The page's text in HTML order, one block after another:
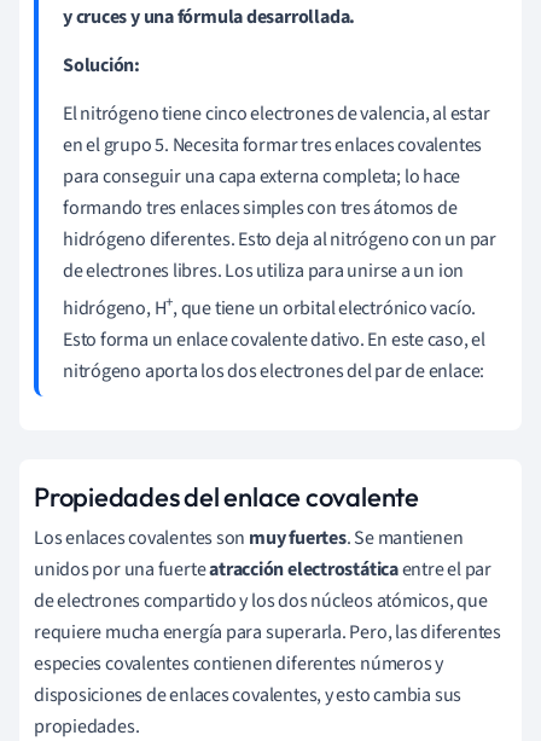
y cruces y una fórmula desarrollada.
Solución:
El nitrógeno tiene cinco electrones de valencia, al estar
en el grupo 5. Necesita formar tres enlaces covalentes
para conseguir una capa externa completa; lo hace
formando tres enlaces simples con tres átomos de
hidrógeno diferentes. Esto deja al nitrógeno con un par
de electrones libres. Los utiliza para unirse a un ion
hidrógeno, H+, que tiene un orbital electrónico vacío.
Esto forma un enlace covalente dativo. En este caso, el
nitrógeno aporta los dos electrones del par de enlace:
Propiedades del enlace covalente
Los enlaces covalentes son muy fuertes. Se mantienen
unidos por una fuerteatracción electrostáticaentre el par
de electrones compartido y los dos núcleos atómicos, que
requiere mucha energía para superarla. Pero, las diferentes
especies covalentes contienen diferentes números y
disposiciones de enlaces covalentes, y esto cambia sus
propiedades.